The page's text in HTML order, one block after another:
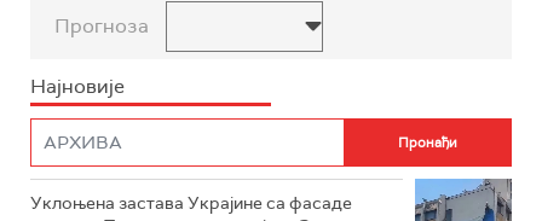
Прогноза
Најновије
Уклоњена застава Украјине са фасаде